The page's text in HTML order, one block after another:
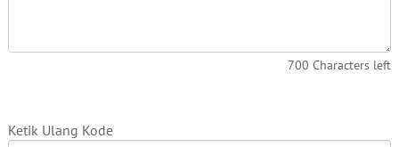
700 Characters left
Ketik Ulang Kode